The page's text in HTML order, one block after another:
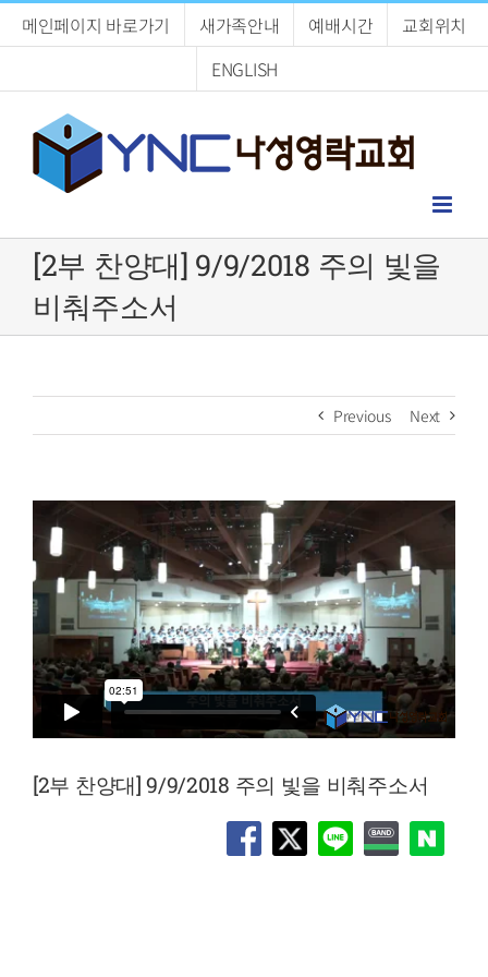
메인페이지 바로가기 새가족안내 예배시간
교회위치
ENGLISH
[2부 찬양대] 9/9/2018 주의 빛을
비춰주소서
Previous Next
[2부 찬양대] 9/9/2018 주의 빛을 비춰주소서